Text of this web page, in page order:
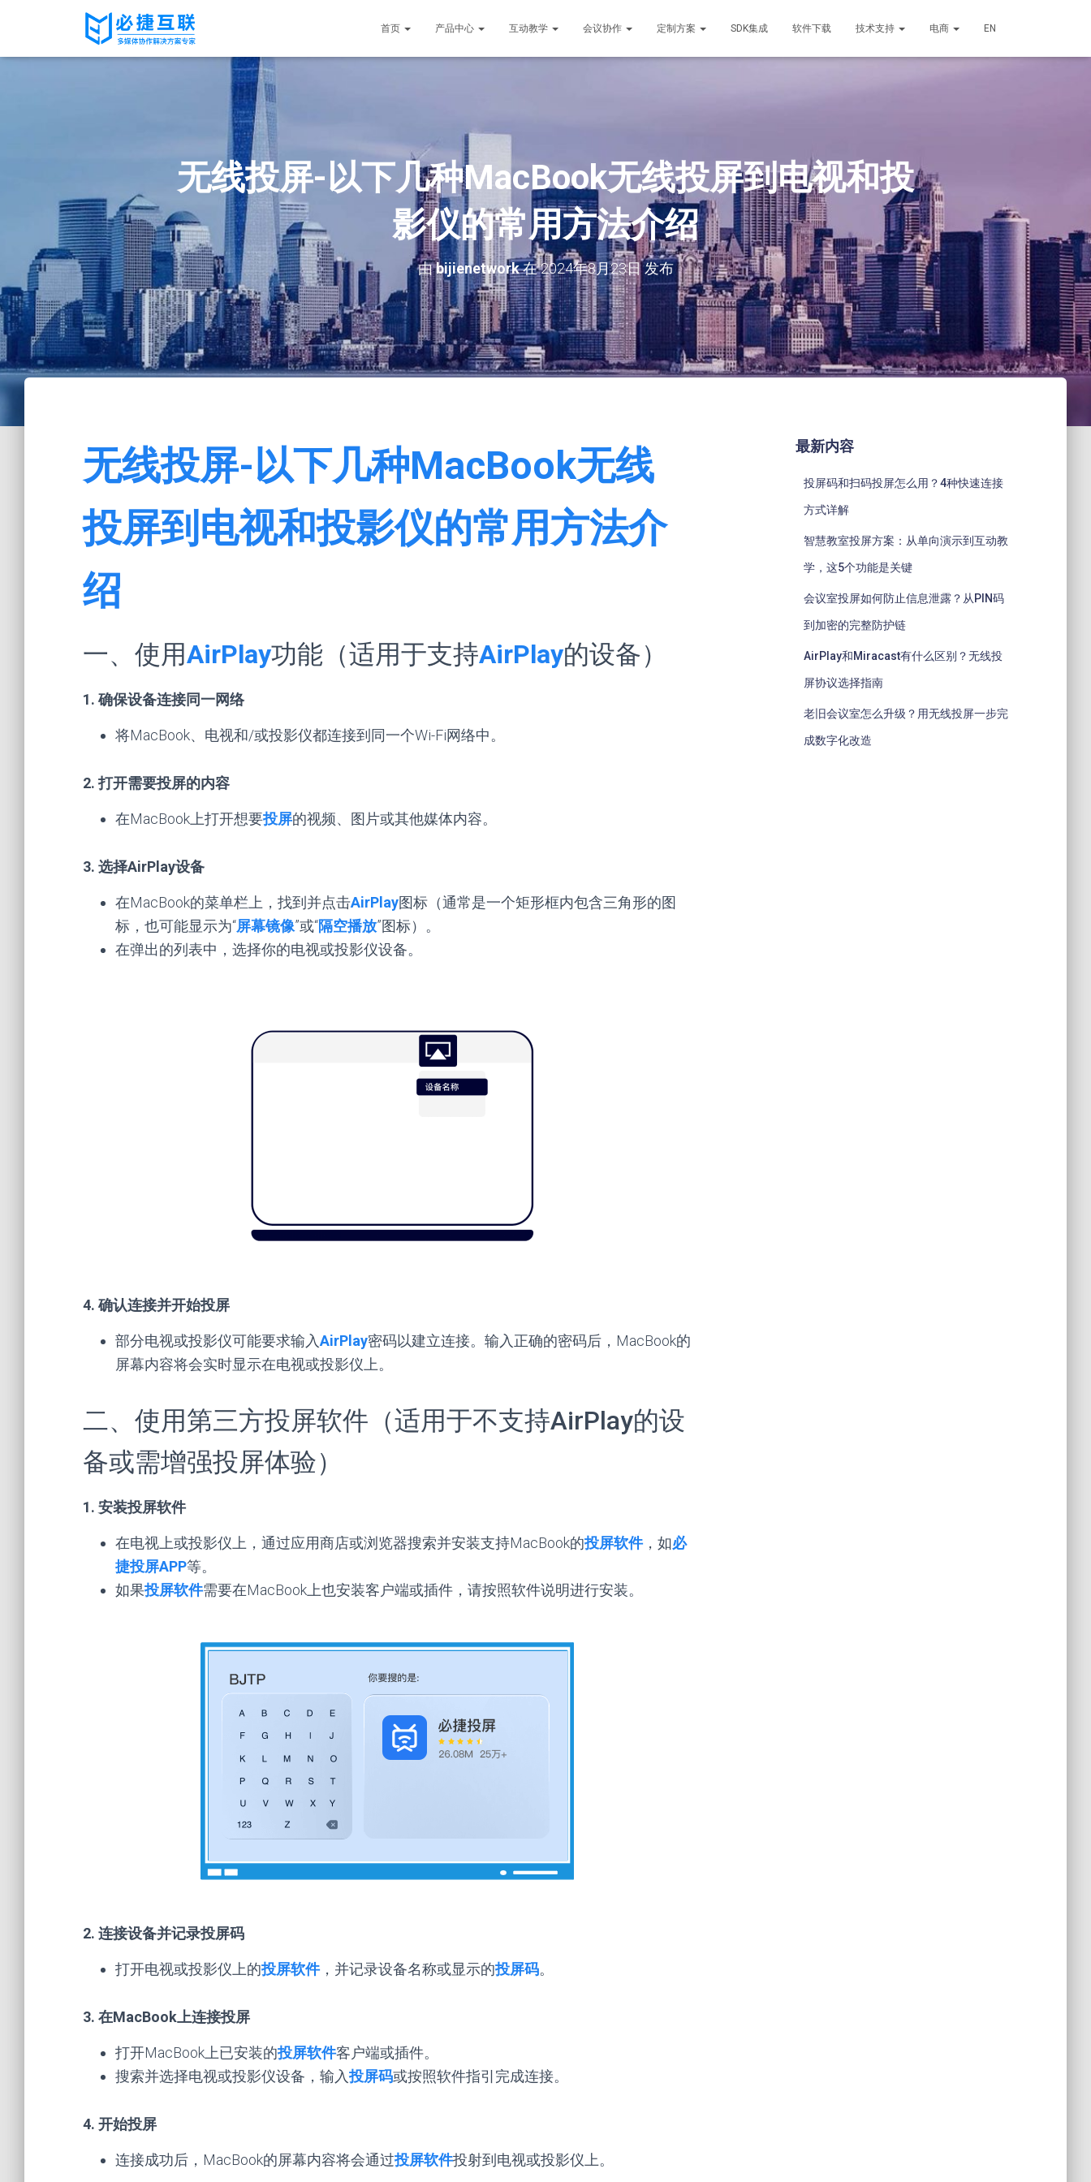
首页 产品中心 互动教学 会议协作 定制方案 SDK集成 软件下载 技术支持 电商 EN
无线投屏-以下几种MacBook无线投屏到电视和投
影仪的常用方法介绍
由bijienetwork在2024年8月23日发布
无线投屏-以下几种MacBook无线
投屏到电视和投影仪的常用方法介
绍
一、使用AirPlay功能（适用于支持AirPlay的设备）
1. 确保设备连接同一网络
将MacBook、电视和/或投影仪都连接到同一个Wi-Fi网络中。
2. 打开需要投屏的内容
在MacBook上打开想要投屏的视频、图片或其他媒体内容。
3. 选择AirPlay设备
在MacBook的菜单栏上，找到并点击AirPlay图标（通常是一个矩形框内包含三角形的图
标，也可能显示为“屏幕镜像”或“隔空播放”图标）。
在弹出的列表中，选择你的电视或投影仪设备。
4. 确认连接并开始投屏
部分电视或投影仪可能要求输入AirPlay密码以建立连接。输入正确的密码后，MacBook的
屏幕内容将会实时显示在电视或投影仪上。
二、使用第三方投屏软件（适用于不支持AirPlay的设
备或需增强投屏体验）
1. 安装投屏软件
在电视上或投影仪上，通过应用商店或浏览器搜索并安装支持MacBook的投屏软件，如必
捷投屏APP等。
如果投屏软件需要在MacBook上也安装客户端或插件，请按照软件说明进行安装。
2. 连接设备并记录投屏码
打开电视或投影仪上的投屏软件，并记录设备名称或显示的投屏码。
3. 在MacBook上连接投屏
打开MacBook上已安装的投屏软件客户端或插件。
搜索并选择电视或投影仪设备，输入投屏码或按照软件指引完成连接。
4. 开始投屏
连接成功后，MacBook的屏幕内容将会通过投屏软件投射到电视或投影仪上。
最新内容
投屏码和扫码投屏怎么用？4种快速连接
方式详解
智慧教室投屏方案：从单向演示到互动教
学，这5个功能是关键
会议室投屏如何防止信息泄露？从PIN码
到加密的完整防护链
AirPlay和Miracast有什么区别？无线投
屏协议选择指南
老旧会议室怎么升级？用无线投屏一步完
成数字化改造